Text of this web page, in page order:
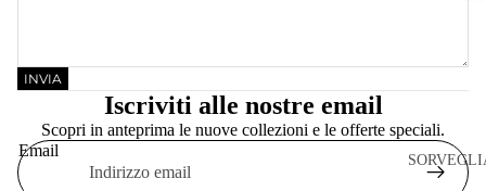
INVIA
Iscriviti alle nostre email
Scopri in anteprima le nuove collezioni e le offerte speciali.
Email